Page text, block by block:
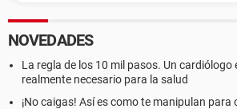
NOVEDADES
La regla de los 10 mil pasos. Un cardiólogo
realmente necesario para la salud
¡No caigas! Así es como te manipulan para